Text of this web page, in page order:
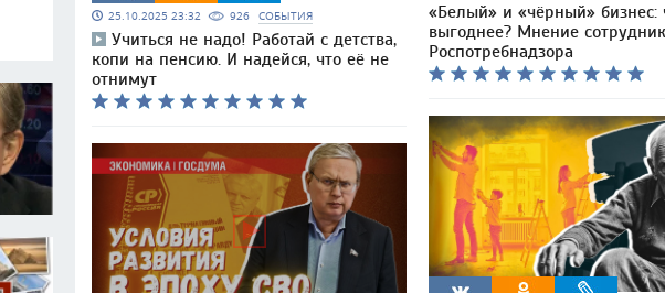
25.10.2025 23:32 926 СОБЫТИЯ
Учиться не надо! Работай с детства,
копи на пенсию. И надейся, что её не
отнимут
«Белый» и «чёрный» бизнес:
выгоднее? Мнение
Роспотребнадзора